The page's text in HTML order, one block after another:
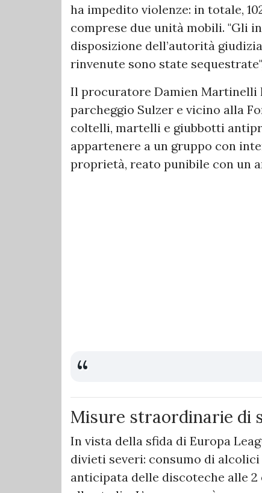
ha impedito violenze: in totale,
comprese due unità mobili. "Gli
disposizione dell’autorità
rinvenute sono state
Il procuratore Damien
parcheggio Sulzer e vicino alla
coltelli, martelli e giubbotti
appartenere a un gruppo con
proprietà, reato punibile con un
Misure straordinarie di
In vista della sfida di Europa
divieti severi: consumo di
anticipata delle discoteche alle